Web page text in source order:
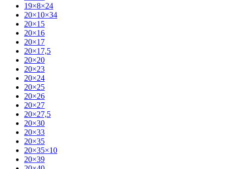
19×8×24
20×10×34
20×15
20×16
20×17
20×17,5
20×20
20×23
20×24
20×25
20×26
20×27
20×27,5
20×30
20×33
20×35
20×35×10
20×39